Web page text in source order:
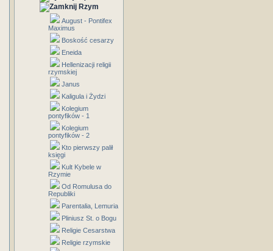
Rzym
August - Pontifex
Maximus
Boskość cesarzy
Eneida
Hellenizacji religii
rzymskiej
Janus
Kaligula i Żydzi
Kolegium
pontyfików - 1
Kolegium
pontyfików - 2
Kto pierwszy palił
księgi
Kult Kybele w
Rzymie
Od Romulusa do
Republiki
Parentalia, Lemuria
Pliniusz St. o Bogu
Religie Cesarstwa
Religie rzymskie